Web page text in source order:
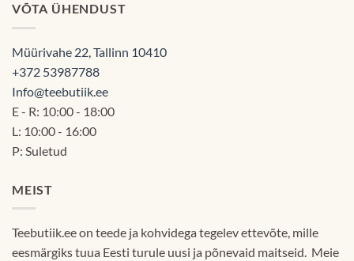
VÕTA ÜHENDUST
Müürivahe 22, Tallinn 10410
+372 53987788
Info@teebutiik.ee
E - R: 10:00 - 18:00
L: 10:00 - 16:00
P: Suletud
MEIST
Teebutiik.ee on teede ja kohvidega tegelev ettevõte, mille
eesmärgiks tuua Eesti turule uusi ja põnevaid maitseid. Meie